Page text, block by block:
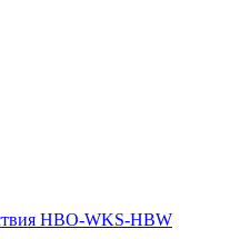
HBO-WKS-HBW